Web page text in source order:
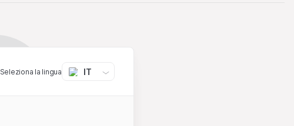
Seleziona la lingua IT